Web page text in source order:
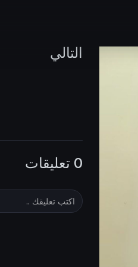
التالي
0 تعليقات